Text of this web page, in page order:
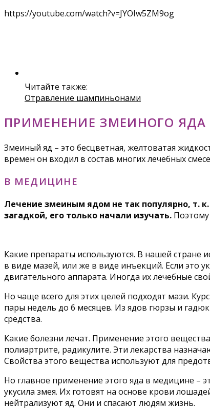
https://youtube.com/watch?v=JYOIw5ZM9og
Читайте также:
Отравление шампиньонами
ПРИМЕНЕНИЕ ЗМЕИНОГО ЯДА
Змеиный яд – это бесцветная, желтоватая
времен он входил в состав многих лечебных
В МЕДИЦИНЕ
Лечение змеиным ядом не так популярно, т.
загадкой, его только начали изучать.
Какие препараты используются. В нашей стране
в виде мазей, или же в виде инъекций. Если
двигательного аппарата. Иногда их лечебные
Но чаще всего для этих целей подходят мази.
пары недель до 6 месяцев. Из ядов гюрзы и
средства.
Какие болезни лечат. Применение этого
полиартрите, радикулите. Эти лекарства
Свойства этого вещества используют для
Но главное применение этого яда в медицине –
укусила змея. Их готовят на основе крови
нейтрализуют яд. Они и спасают людям жизнь.